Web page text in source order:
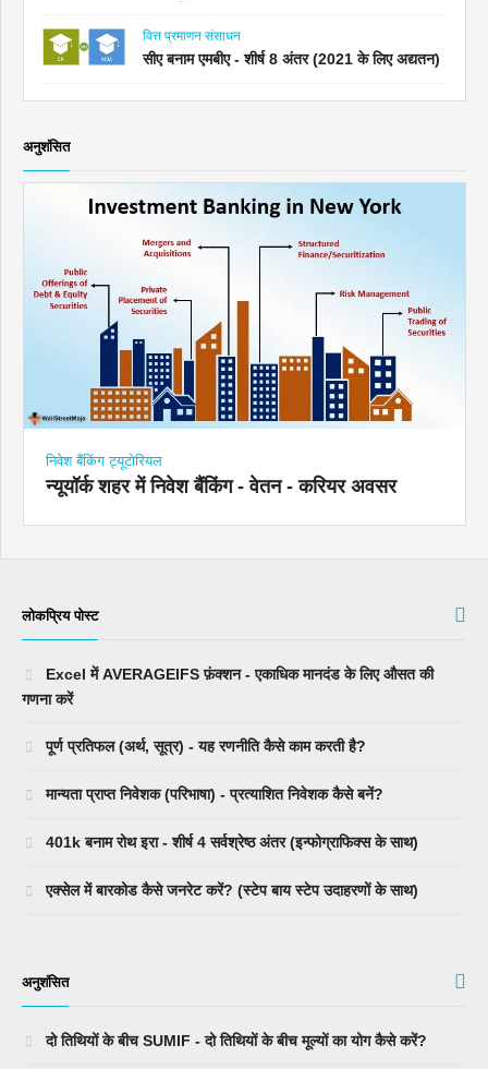
वित्त प्रमाणन संसाधन
सीए बनाम एमबीए - शीर्ष 8 अंतर (2021 के लिए अद्यतन)
अनुशंसित
निवेश बैंकिंग ट्यूटोरियल
न्यूयॉर्क शहर में निवेश बैंकिंग - वेतन - करियर अवसर
लोकप्रिय पोस्ट
Excel में AVERAGEIFS फ़ंक्शन - एकाधिक मानदंड के लिए औसत की
गणना करें
पूर्ण प्रतिफल (अर्थ, सूत्र) - यह रणनीति कैसे काम करती है?
मान्यता प्राप्त निवेशक (परिभाषा) - प्रत्याशित निवेशक कैसे बनें?
401k बनाम रोथ इरा - शीर्ष 4 सर्वश्रेष्ठ अंतर (इन्फोग्राफिक्स के साथ)
एक्सेल में बारकोड कैसे जनरेट करें? (स्टेप बाय स्टेप उदाहरणों के साथ)
अनुशंसित
दो तिथियों के बीच SUMIF - दो तिथियों के बीच मूल्यों का योग कैसे करें?